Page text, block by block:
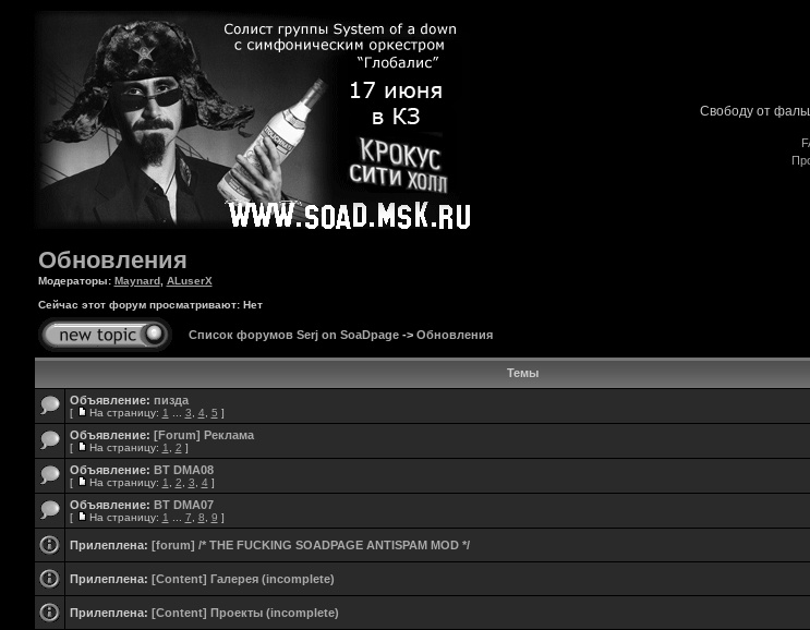
Свободу от
Обновления
Модераторы: Maynard, ALuserX
Сейчас этот форум просматривают: Нет
Список форумов Serj on SoaDpage-> Обновления
Темы
Объявление: пизда
[ На страницу: 1 3 4 5 ]
Объявление: [Forum] Реклама
[ На страницу: 1 2 ]
Объявление: BT DMA08
[ На страницу: 1 2 3 4 ]
Объявление: BT DMA07
[ На страницу: 1 7 8 9 ]
Прилеплена: [forum] /* THE FUCKING SOADPAGE ANTISPAM MOD */
Прилеплена: [Content] Галерея (incomplete)
Прилеплена: [Content] Проекты (incomplete)